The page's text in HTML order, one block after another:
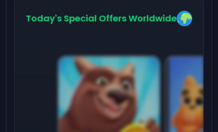
Today's Special Offers Worldwide